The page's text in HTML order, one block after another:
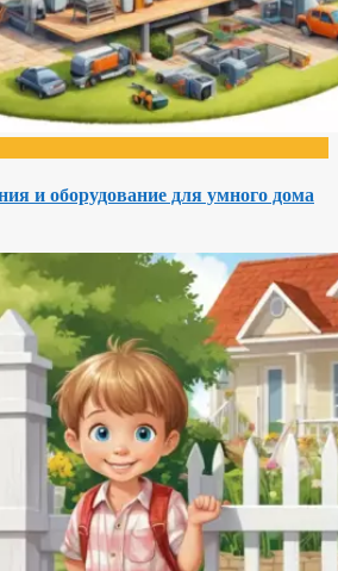
и оборудование для умного дома